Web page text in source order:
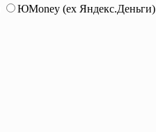
ЮMoney (ex Яндекс.Деньги)